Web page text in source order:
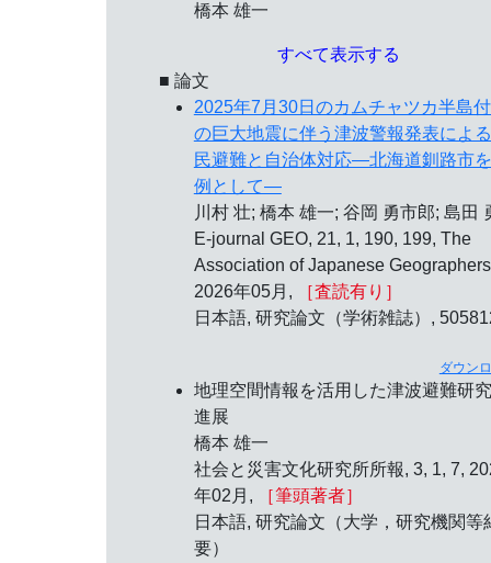
橋本 雄一
すべて表示する
■ 論文
2025年7月30日のカムチャツカ半島
の巨大地震に伴う津波警報発表によ
民避難と自治体対応―北海道釧路市
例として―
川村 壮; 橋本 雄一; 谷岡 勇市郎; 島田
E-journal GEO, 21, 1, 190, 199, The
Association of Japanese
2026年05月,
［査読有り］
日本語, 研究論文（学術雑誌）,
ダウン
地理空間情報を活用した津波避難研
進展
橋本 雄一
社会と災害文化研究所所報, 3, 1, 7,
年02月,
［筆頭著者］
日本語, 研究論文（大学，研究機関等
要）